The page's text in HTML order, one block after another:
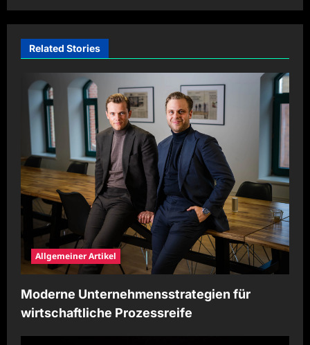
v
g
n
Related Stories
Allgemeiner Artikel
Moderne Unternehmensstrategien für
wirtschaftliche Prozessreife